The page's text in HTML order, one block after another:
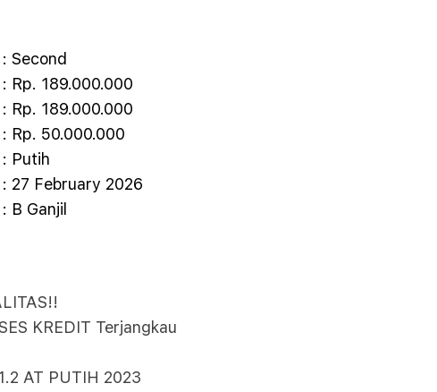
: Second
: Rp. 189.000.000
: Rp. 189.000.000
: Rp. 50.000.000
: Putih
: 27 February 2026
: B Ganjil
KREDIT Terjangkau
AT PUTIH 2023